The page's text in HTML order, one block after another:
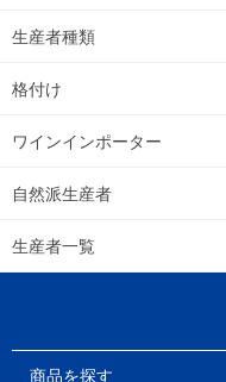
生産者種類
格付け
ワインインポーター
自然派生産者
生産者一覧
商品を探す